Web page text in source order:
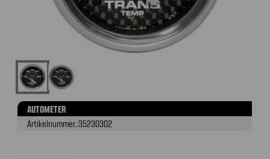
AUTOMETER
Artikelnummer.:35230302